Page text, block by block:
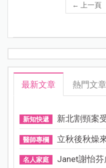
← 上一頁
最新文章 熱門文章
新知快遞 新北割頸案
醫師專欄 立秋後秋燥
名人家庭 Janet謝怡芬